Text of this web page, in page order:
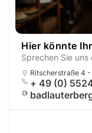
Hier könnte
Sprechen Sie uns
Ritscherstraße 4
+ 49 (0)